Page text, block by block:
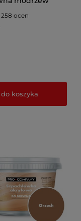
258 ocen
do koszyka